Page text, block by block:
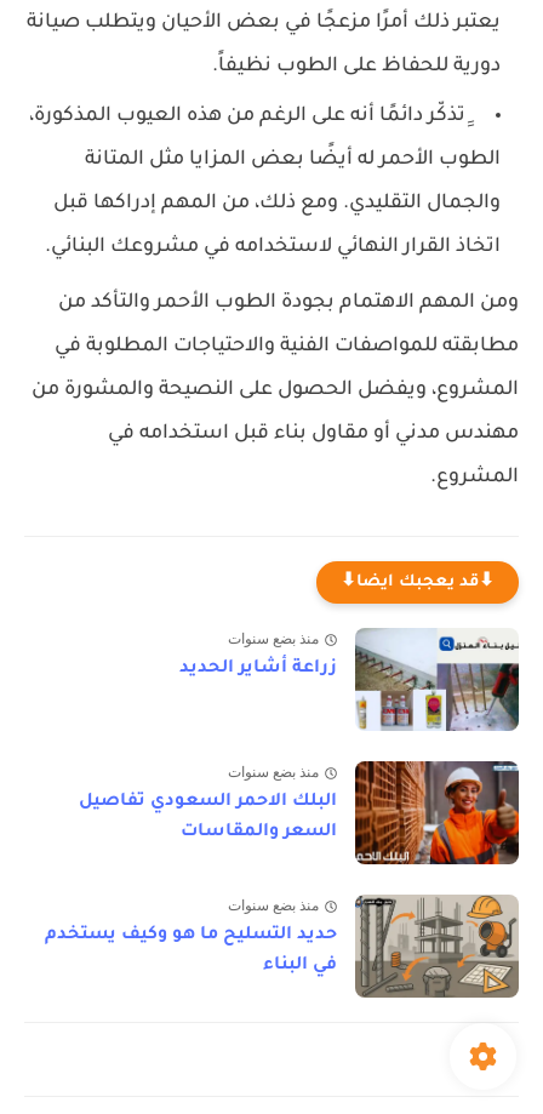
يعتبر ذلك أمرًا مزعجًا في بعض الأحيان ويتطلب صيانة
دورية للحفاظ على الطوب نظيفاً.
ِِتذكّر دائمًا أنه على الرغم من هذه العيوب المذكورة،
الطوب الأحمر له أيضًا بعض المزايا مثل المتانة
والجمال التقليدي. ومع ذلك، من المهم إدراكها قبل
اتخاذ القرار النهائي لاستخدامه في مشروعك البنائي.
ومن المهم الاهتمام بجودة الطوب الأحمر والتأكد من
مطابقته للمواصفات الفنية والاحتياجات المطلوبة في
المشروع، ويفضل الحصول على النصيحة والمشورة من
مهندس مدني أو مقاول بناء قبل استخدامه في
المشروع.
⬇قد يعجبك ايضا⬇
منذ بضع سنوات
زراعة أشاير الحديد
منذ بضع سنوات
البلك الاحمر السعودي تفاصيل
السعر والمقاسات
منذ بضع سنوات
حديد التسليح ما هو وكيف يستخدم
في البناء